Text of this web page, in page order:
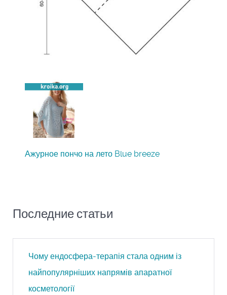
Ажурное пончо на лето Blue breeze
Последние статьи
Чому ендосфера-терапія стала одним із
найпопулярніших напрямів апаратної
косметології